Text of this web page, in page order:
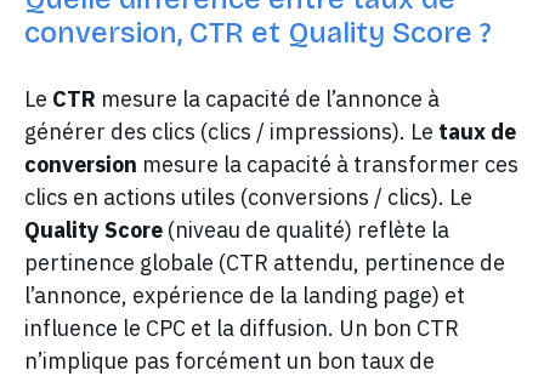
conversion, CTR et Quality Score ?
Le CTR mesure la capacité de l’annonce à
générer des clics (clics / impressions). Le taux de
conversion mesure la capacité à transformer ces
clics en actions utiles (conversions / clics). Le
Quality Score(niveau de qualité) reflète la
pertinence globale (CTR attendu, pertinence de
l’annonce, expérience de la landing page) et
influence le CPC et la diffusion. Un bon CTR
n’implique pas forcément un bon taux de